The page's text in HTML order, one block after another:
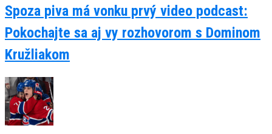
Spoza piva má vonku prvý video podcast:
Pokochajte sa aj vy rozhovorom s Dominom
Kružliakom